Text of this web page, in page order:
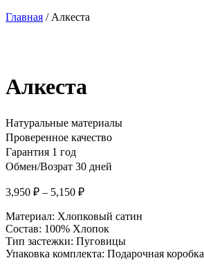
Главная / Алкеста
Алкеста
Натуральные материалы
Проверенное качество
Гарантия 1 год
Обмен/Возрат 30 дней
3,950 ₽ – 5,150 ₽
Материал: Хлопковый сатин
Состав: 100% Хлопок
Тип застежки: Пуговицы
Упаковка комплекта: Подарочная коробка